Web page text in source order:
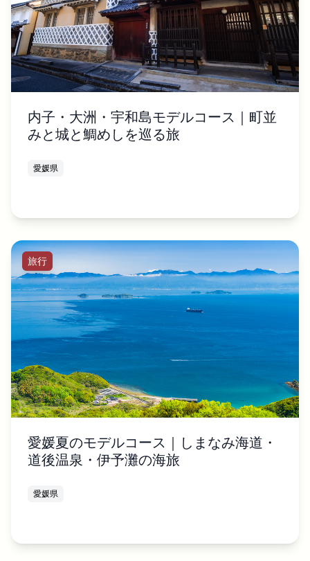
内子・大洲・宇和島モデルコース｜町並
みと城と鯛めしを巡る旅
愛媛県
旅行
愛媛夏のモデルコース｜しまなみ海道・
道後温泉・伊予灘の海旅
愛媛県